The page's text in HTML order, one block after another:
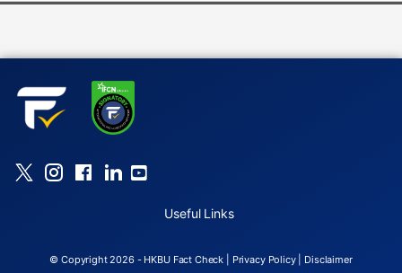
Useful Links
© Copyright 2026 - HKBU Fact Check | Privacy Policy| Disclaimer